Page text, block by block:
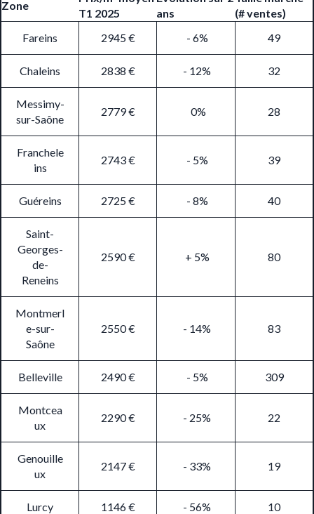
Zone
T1 2025
ans
(# ventes)
Fareins
2945 € - 6% 49
Chaleins 2838 € - 12% 32
Messimy-
sur-Saône
2779 € 0% 28
Franchele
ins
2743 € - 5% 39
Guéreins 2725 € - 8% 40
Saint-
Georges-
de-
Reneins
2590 € + 5% 80
Montmerl
e-sur-
Saône
2550 € - 14% 83
Belleville 2490 € - 5% 309
Montcea
ux
2290 € - 25% 22
Genouille
ux
2147 € - 33% 19
Lurcy 1146 € - 56% 10